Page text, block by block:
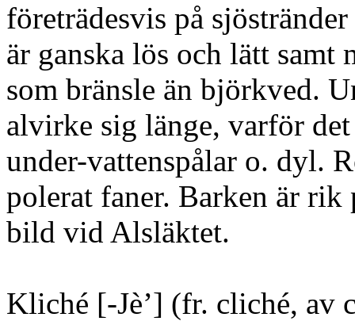
företrädesvis på
är ganska lös och lätt samt
som bränsle än björkved.
alvirke sig länge, varför
under-vattenspålar o. dyl.
polerat faner. Barken är
bild vid Alsläktet.
Kliché [-Jè’] (fr. cliché, av